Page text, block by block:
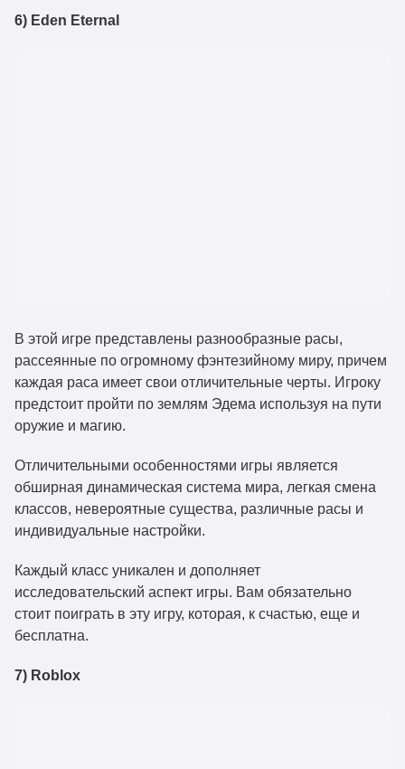
6) Eden Eternal
В этой игре представлены разнообразные расы,
рассеянные по огромному фэнтезийному миру, причем
каждая раса имеет свои отличительные черты. Игроку
предстоит пройти по землям Эдема используя на пути
оружие и магию.
Отличительными особенностями игры является
обширная динамическая система мира, легкая смена
классов, невероятные существа, различные расы и
индивидуальные настройки.
Каждый класс уникален и дополняет
исследовательский аспект игры. Вам обязательно
стоит поиграть в эту игру, которая, к счастью, еще и
бесплатна.
7) Roblox